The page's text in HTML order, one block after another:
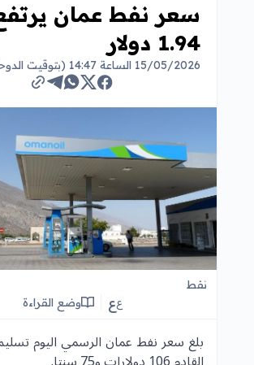
سعر نفط عمان
1.94 دولار
15/05/2026 الساعة 14:47 (بتوقيت الدوحة)
نفط
عع وضع القراءة
بلغ سعر نفط عمان الرسمي اليوم